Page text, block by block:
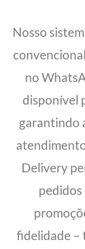
Nosso
no
disponível
garantindo
Delivery
pedidos
fidelidade –